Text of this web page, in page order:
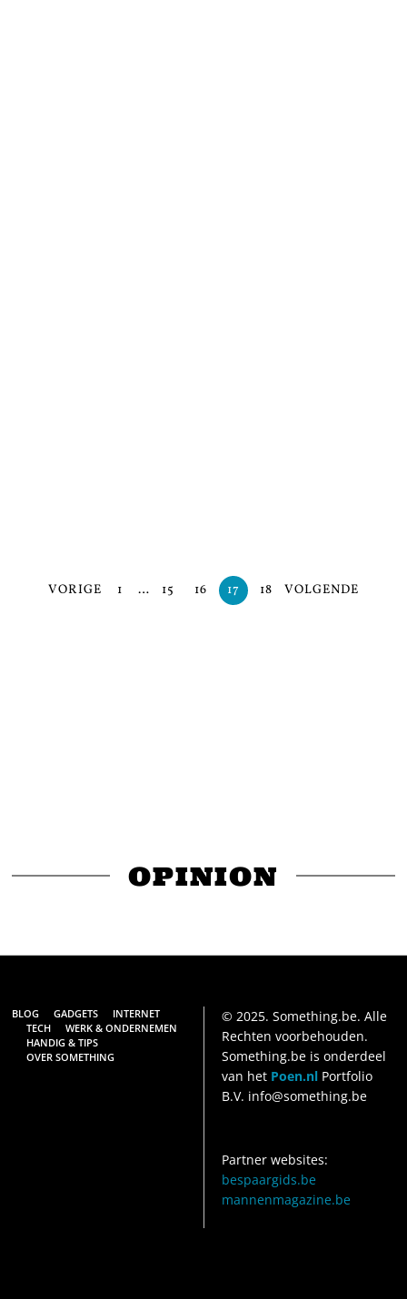
VORIGE 1 … 15 16 17 18 VOLGENDE
OPINION
BLOG GADGETS
INTERNET
TECH
WERK & ONDERNEMEN
HANDIG & TIPS
OVER SOMETHING
© 2025. Something.be. Alle
Rechten voorbehouden.
Something.be is onderdeel
van het Poen.nlPortfolio
B.V. info@something.be
Partner websites:
bespaargids.be
mannenmagazine.be